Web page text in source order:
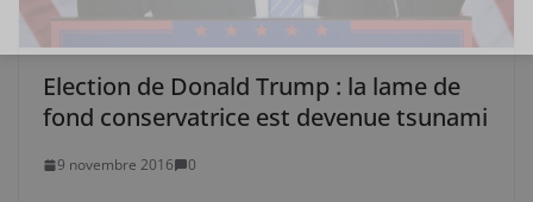
Election de Donald Trump : la lame de
fond conservatrice est devenue tsunami
9 novembre 2016 0